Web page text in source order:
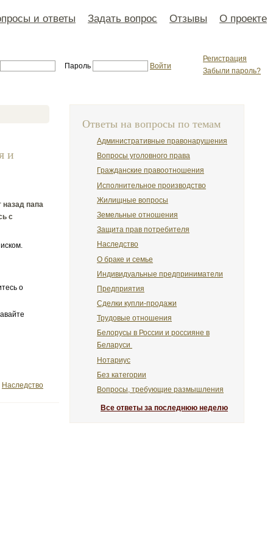
и ответы Задать вопрос Отзывы О проекте
Регистрация
Забыли пароль?
Пароль Войти
и
назад папа
с
о
Наследство
Ответы на вопросы по темам
Административные правонарушения
Вопросы уголовного права
Гражданские правоотношения
Исполнительное производство
Жилищные вопросы
Земельные отношения
Защита прав потребителя
Наследство
О браке и семье
Индивидуальные предприниматели
Предприятия
Сделки купли-продажи
Трудовые отношения
Белорусы в России и россияне в
Беларуси
Нотариус
Без категории
Вопросы, требующие размышления
Все ответы за последнюю неделю